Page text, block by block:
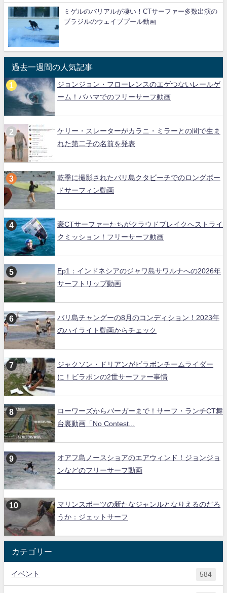
ミゲルのバリアルが凄い！CTサーファー多数出演の
ブラジルのウェイブプール動画
過去一週間の人気記事
ジョンジョン・フローレンスのエゲつないレールゲ
ーム！バハマでのフリーサーフ動画
ケリー・スレーターがカラニ・ミラーとの間で生ま
れた第二子の名前を発表
乾季に撮影されたバリ島クタビーチでのロングボー
ドサーフィン動画
豪CTサーファーたちがクラウドブレイクへストライ
クミッション！フリーサーフ動画
Ep1：インドネシアのジャワ島サワルナへの2026年
サーフトリップ動画
バリ島チャングーの8月のコンディション！2023年
のハイライト動画からチェック
ジャクソン・ドリアンがビラボンチームライダー
に！ビラボンの2世サーファー事情
ローワーズからバーガーまで！サーフ・ランチCT舞
台裏動画「No Contest...
オアフ島ノースショアのエアウィンド！ジョンジョ
ンなどのフリーサーフ動画
マリンスポーツの新たなジャンルとなりえるのだろ
うか：ジェットサーフ
カテゴリー
イベント 584